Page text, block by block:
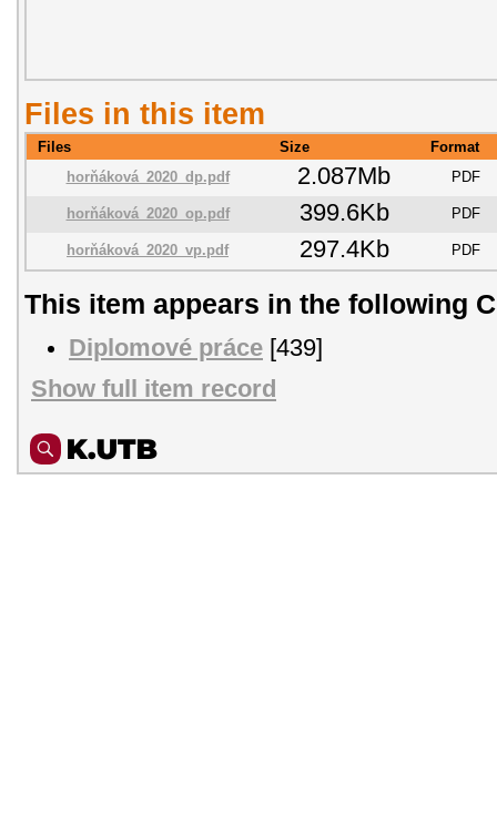
Files in this item
Files Size
Format
horňáková_2020_dp.pdf
2.087Mb PDF
horňáková_2020_op.pdf 399.6Kb PDF
horňáková_2020_vp.pdf 297.4Kb PDF
This item appears in the following
Diplomové práce [439]
Show full item record